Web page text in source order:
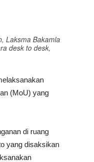
Laksma Bakamla
desk to desk,
(MoU) yang
di ruang
yang disaksikan